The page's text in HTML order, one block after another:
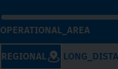
OPERATIONAL_AREA
REGIONAL